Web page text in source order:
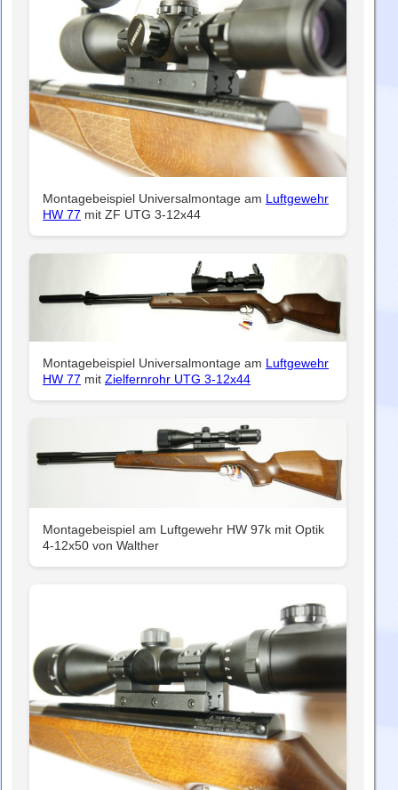
Montagebeispiel Universalmontage am Luftgewehr
HW 77 mit ZF UTG 3-12x44
Montagebeispiel Universalmontage am Luftgewehr
HW 77 mit Zielfernrohr UTG 3-12x44
Montagebeispiel am Luftgewehr HW 97k mit Optik
4-12x50 von Walther